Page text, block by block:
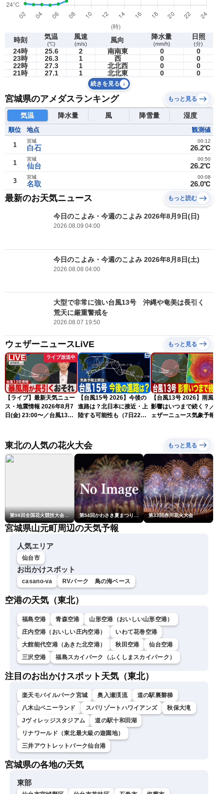
時刻 気温
(℃)
風速
(m/s) 風向 降水量
(mm/h)
日照
(分)
24時 25.6 2 南南東 0
0
23時
26.3 1 西 0
0
22時
27.3 1 北北西 0
0
21時
27.1 1 北北東 0 0
続きを見る
宮城県のアメダスランキング もっと見る
気温 降水量 風 降雪量 湿度
順位 地点 観測値
1 白石
宮城
26.2℃
00:12
1 仙台
宮城
26.2℃
00:50
3 名取
宮城
26.0℃
00:08
最新のお天気ニュース もっと読む
今日のこよみ・今週のこよみ 2026年8月9日(日)
2026.08.09 04:00
今日のこよみ・今週のこよみ 2026年8月8日(土)
2026.08.08 04:00
大型で非常に強い台風13号 沖縄や奄美は長引く
荒天に厳重警戒を
2026.08.07 19:50
ウェザーニュースLiVE もっと見る
ライブ放送中
【ライブ】最新天気ニュー
ス・地震情報 2026年8月7
日(金) 23:00〜／台風13号
【台風15号 2026】今後の
進路は？北日本に接近・上
陸する可能性も（7日22時
【台風13号 2026】雨風
影響はいつまで続く？／
ェザーニュース気象予報
東北の人気の花火大会 もっと見る
第98回全国花火競技大会「大曲の花火」 第54回かわさき夏まつり花火大会「おらが自慢のでっかい花火」 第33回赤川花火大会
宮城県山元町周辺の天気予報
人気エリア
仙台市
お出かけスポット
casano-va RVパーク 鳥の海ベース
空港の天気（東北）
福島空港 青森空港
山形空港（おいしい山形空港）
庄内空港（おいしい庄内空港）
いわて花巻空港
大館能代空港（あきた北空港）
秋田空港
仙台空港
三沢空港
福島スカイパーク（ふくしまスカイパーク）
注目のお出かけスポット天気（東北）
楽天モバイルパーク宮城 奥入瀬渓流
道の駅裏磐梯
八木山ベニーランド
スパリゾートハワイアンズ
秋保大滝
Jヴィレッジスタジアム
道の駅十和田湖
リナワールド（東北最大級の遊園地）
三井アウトレットパーク仙台港
宮城県の各地の天気
東部